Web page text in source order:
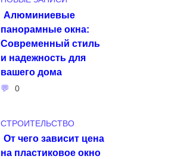
Алюминиевые
панорамные окна:
Современный стиль
и надежность для
вашего дома
0
СТРОИТЕЛЬСТВО
От чего зависит цена
на пластиковое окно